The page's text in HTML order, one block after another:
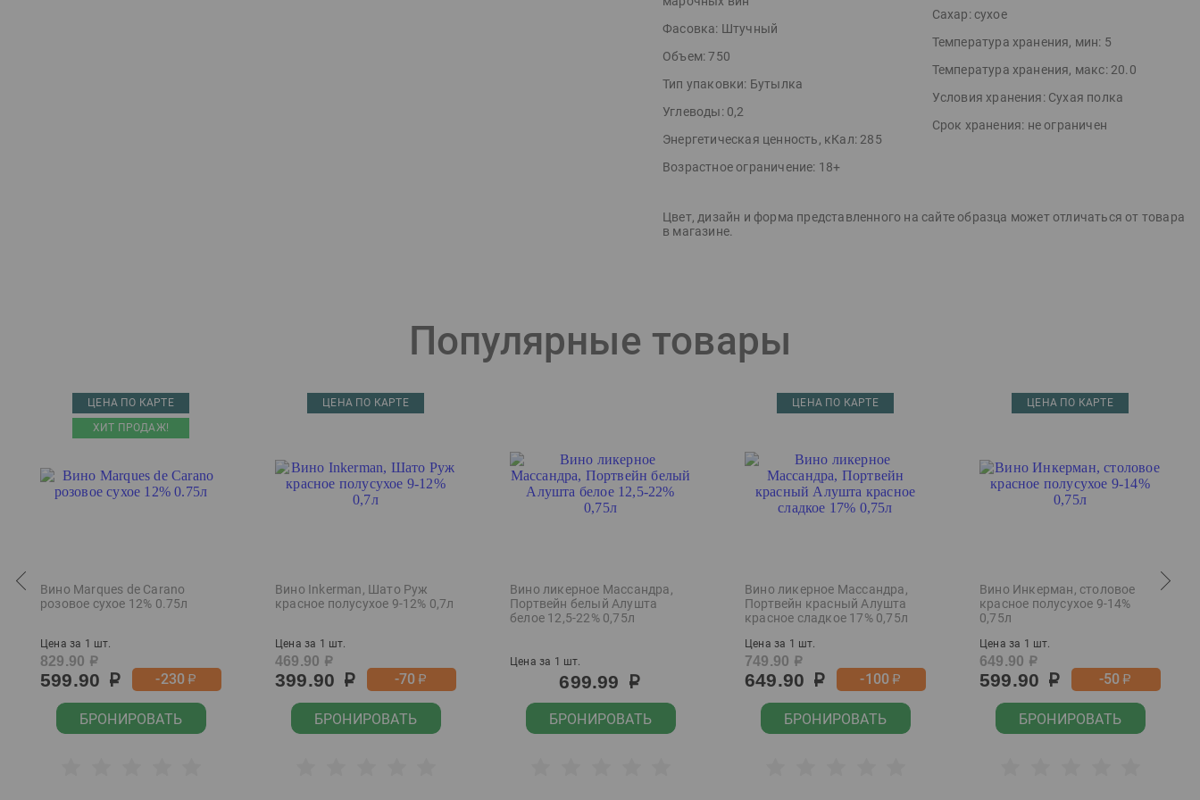
Фасовка: Штучный
Объем:750
Тип упаковки: Бутылка
Углеводы: 0,2
Энергетическая ценность, кКал: 285
Возрастное ограничение: 18+
Сахар:сухое
Температура хранения, мин: 5
Температура хранения, макс: 20.0
Условия хранения: Сухая полка
Срок хранения: не ограничен
Цвет, дизайн и форма представленного на сайте образца может отличаться от товара
в магазине.
Популярные товары
ЦЕНА ПО КАРТЕ
ХИТ ПРОДАЖ!
Вино Marques de Carano
розовое сухое 12% 0.75л
Цена за 1 шт.
829.90 р
599.90 р -230р
БРОНИРОВАТЬ
ЦЕНА ПО КАРТЕ
Вино Inkerman, Шато Руж
красное полусухое 9-12% 0,7л
Цена за 1 шт.
469.90 р
399.90 р -70р
БРОНИРОВАТЬ
Вино ликерное Массандра,
Портвейн белый Алушта
белое 12,5-22% 0,75л
Цена за 1 шт.
699.99 р
БРОНИРОВАТЬ
ЦЕНА ПО КАРТЕ
Вино ликерное Массандра,
Портвейн красный Алушта
красное сладкое 17% 0,75л
Цена за 1 шт.
749.90 р
649.90 р -100р
БРОНИРОВАТЬ
ЦЕНА ПО КАРТЕ
Вино Инкерман, столовое
красное полусухое 9-14%
0,75л
Цена за 1 шт.
649.90 р
599.90 р -50р
БРОНИРОВАТЬ